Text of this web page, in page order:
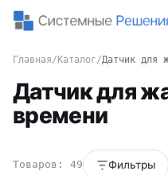
Главная/ Каталог/Датчик для
Датчик для
времени
Товаров: 49 Фильтры